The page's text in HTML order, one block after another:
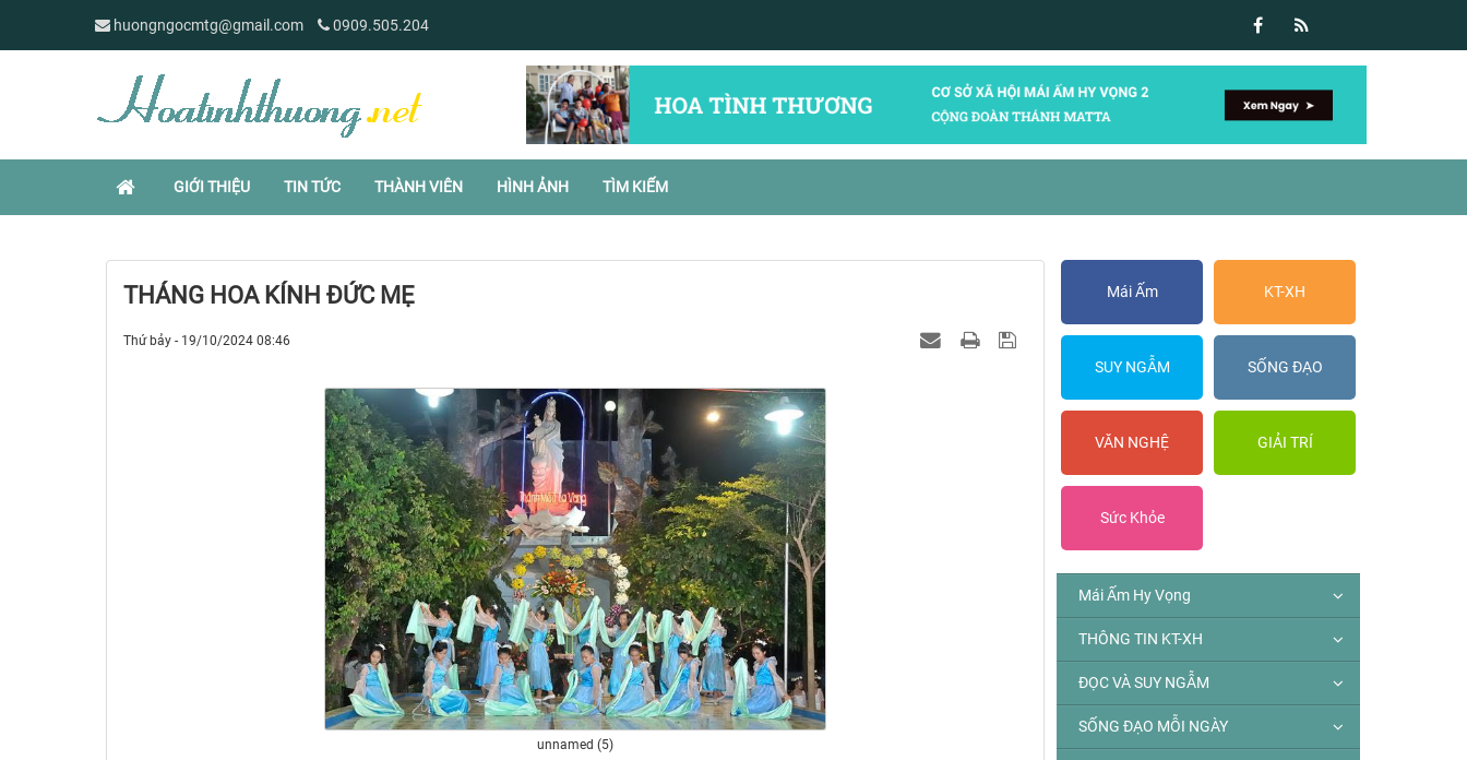
huongngocmtg@gmail.com 0909.505.204
GIỚI THIỆU TIN TỨC THÀNH VIÊN HÌNH ẢNH TÌM KIẾM
THÁNG HOA KÍNH ĐỨC MẸ
Thứ bảy - 19/10/2024 08:46
unnamed (5)
Mái Ấm KT-XH
SUY NGẪM SỐNG ĐẠO
VĂN NGHỆ GIẢI TRÍ
Sức Khỏe
Mái Ấm Hy Vọng
THÔNG TIN KT-XH
ĐỌC VÀ SUY NGẪM
SỐNG ĐẠO MỖI NGÀY